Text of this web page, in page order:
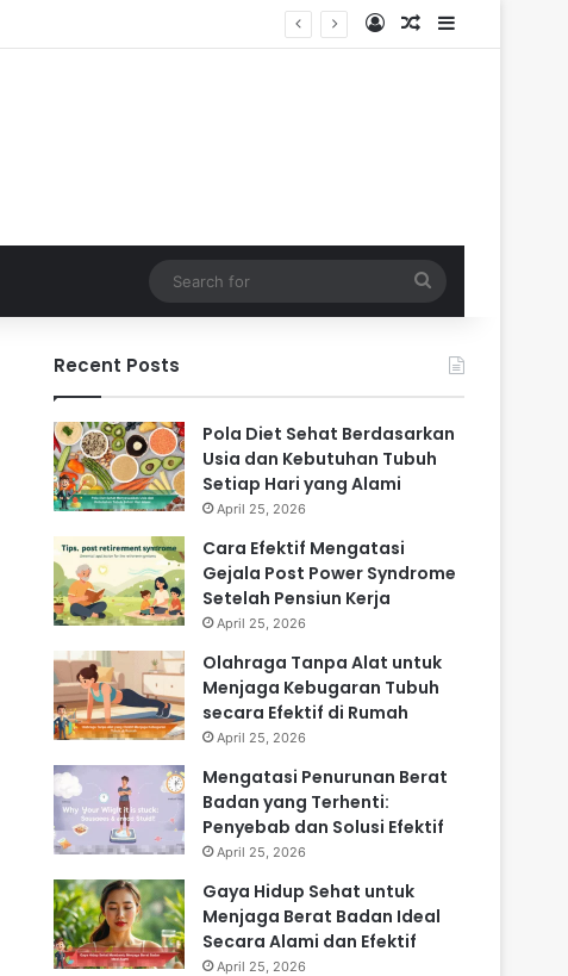
Log InRandom Article
Sidebar
for
Recent Posts
Pola Diet Sehat Berdasarkan
Usia dan Kebutuhan Tubuh
Setiap Hari yang Alami
April 25, 2026
Cara Efektif Mengatasi
Gejala Post Power Syndrome
Setelah Pensiun Kerja
April 25, 2026
Olahraga Tanpa Alat untuk
Menjaga Kebugaran Tubuh
secara Efektif di Rumah
April 25, 2026
Mengatasi Penurunan Berat
Badan yang Terhenti:
Penyebab dan Solusi Efektif
April 25, 2026
Gaya Hidup Sehat untuk
Menjaga Berat Badan Ideal
Secara Alami dan Efektif
April 25, 2026